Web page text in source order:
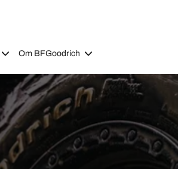
Om BFGoodrich